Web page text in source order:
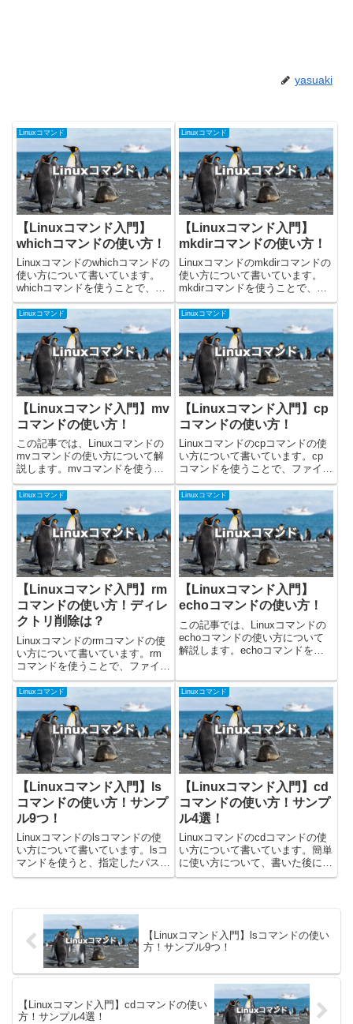
yasuaki
Linuxコマンド
【Linuxコマンド入門】
whichコマンドの使い方！
Linuxコマンドのwhichコマンドの
使い方について書いています。
whichコマンドを使うことで、コ
マンドの実行パスを知ることがで
きます。今回載せているコマンド
はUbuntuの22.04.2で確認しまし
た！whichコマンドの使い方whi...
Linuxコマンド
【Linuxコマンド入門】
mkdirコマンドの使い方！
Linuxコマンドのmkdirコマンドの
使い方について書いています。
mkdirコマンドを使うことで、デ
ィレクトリを作成することができ
ます。今回載せているコマンドは
Ubuntuの22.04.2で確認しまし
た！mkdirコマンドの使い方
mkdi...
Linuxコマンド
【Linuxコマンド入門】mv
コマンドの使い方！
この記事では、Linuxコマンドの
mvコマンドの使い方について解
説します。mvコマンドを使うこ
とで、ファイルやディレクトリの
移動や名前変更を行うことができ
ます。今回掲載しているコマンド
はUbuntu 24.04.1で確認しまし
た！mvコマン...
Linuxコマンド
【Linuxコマンド入門】cp
コマンドの使い方！
Linuxコマンドのcpコマンドの使
い方について書いています。cp
コマンドを使うことで、ファイル
やディレクトリをコピーすること
ができます。今回載せているコマ
ンドはUbuntu 24.04.1で確認しま
した！cpコマンドの使い方cpコ
マンドを...
Linuxコマンド
【Linuxコマンド入門】rm
コマンドの使い方！ディレ
クトリ削除は？
Linuxコマンドのrmコマンドの使
い方について書いています。rm
コマンドを使うことで、ファイル
やディレクトリを削除することが
できます。今回載せているコマン
ドはUbuntuの22.04.2で確認しま
した！rmコマンドの使い方rmコ
マンドを使...
Linuxコマンド
【Linuxコマンド入門】
echoコマンドの使い方！
この記事では、Linuxコマンドの
echoコマンドの使い方について
解説します。echoコマンドを使
環境変数の内容を確認したり、シ
ェルスクリプト中に画面に出力し
たりするときに使用しま...
Linuxコマンド
【Linuxコマンド入門】ls
コマンドの使い方！サンプ
ル9つ！
Linuxコマンドのlsコマンドの使
い方について書いています。lsコ
マンドを使うと、指定したパスや
カレントディレクトリのファイル
Linux系のOSを使っているとよく
使うコマン...
Linuxコマンド
【Linuxコマンド入門】cd
コマンドの使い方！サンプ
ル4選！
Linuxコマンドのcdコマンドの使
い方について書いています。簡単
に使い方について、書いた後によ
く使いそうなものなどをサンプル
【Linuxコマンド入門】lsコマンドの使い
方！サンプル9つ！
【Linuxコマンド入門】cdコマンドの使い
方！サンプル4選！